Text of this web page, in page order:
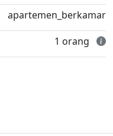
apartemen_berkamar
1 orang